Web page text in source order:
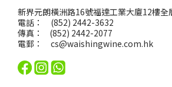
新界元朗橫洲路16號福達工業大廈12樓全
電話： (852) 2442-3632
傳真： (852) 2442-2077
電郵： cs@waishingwine.com.hk